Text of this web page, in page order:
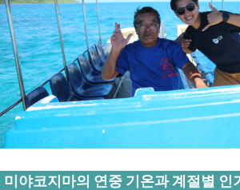
미야코지마의 연중 기온과 계절별 인